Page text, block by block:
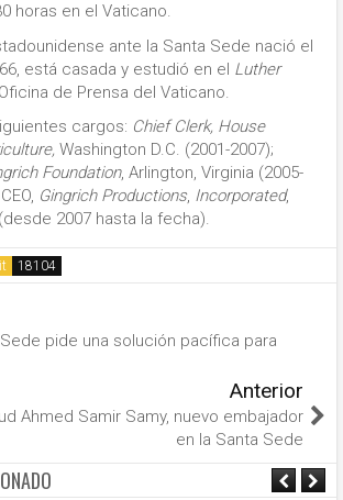
horas en el Vaticano.
ante la Santa Sede nació el
está casada y estudió en el Luther
de Prensa del Vaticano.
cargos: Chief Clerk, House
Washington D.C. (2001-2007);
Foundation, Arlington, Virginia (2005-
Gingrich Productions, Incorporated,
2007 hasta la fecha).
Sede pide una solución pacífica para
Anterior
Ahmed Samir Samy, nuevo embajador
en la Santa Sede